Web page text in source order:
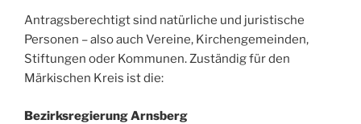
Antragsberechtigt sind natürliche und juristische
Personen – also auch Vereine, Kirchengemeinden,
Stiftungen oder Kommunen. Zuständig für den
Märkischen Kreis ist die:
Bezirksregierung Arnsberg